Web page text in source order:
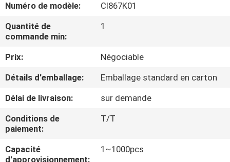
PROPOS
DE
VISITE
DE
L'USINE
CONTRÔLE
Numéro de modèle:
CI867K01
Quantité de
commande min:
1
Prix:
Négociable
Détails d'emballage:
Emballage standard en carton
Délai de livraison:
sur demande
Conditions de
paiement:
T/T
Capacité
d'approvisionnement:
1~1000pcs